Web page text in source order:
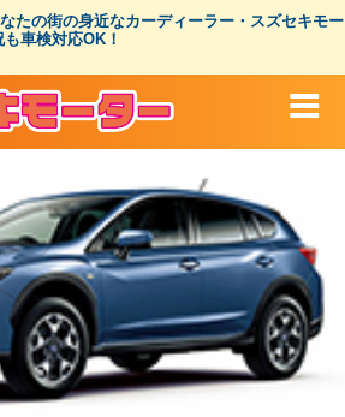
たの街の身近なカーディーラー・スズセキモー
車検対応OK！